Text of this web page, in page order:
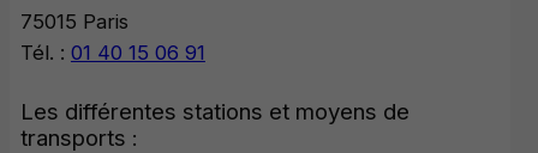
75015 Paris
Tél. : 01 40 15 06 91
Les différentes stations et moyens de
transports :